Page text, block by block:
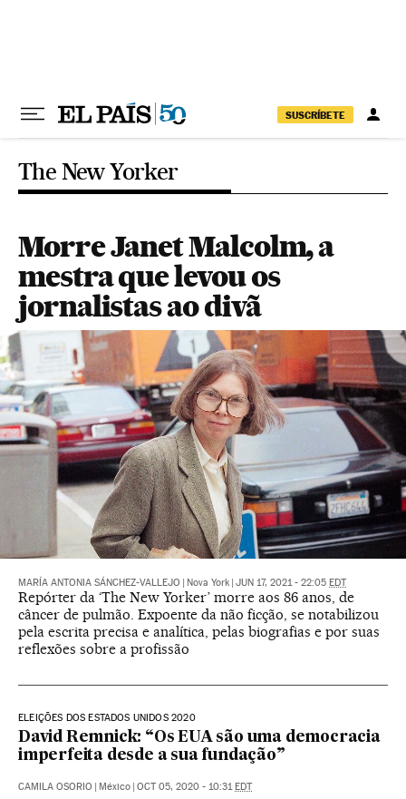
SUSCRÍBETE
The New Yorker
Morre Janet Malcolm, a
mestra que levou os
jornalistas ao divã
MARÍA ANTONIA SÁNCHEZ-VALLEJO Nova York JUN 17, 2021 - 22:05 EDT
Repórter da ‘The New Yorker’ morre aos 86 anos, de
câncer de pulmão. Expoente da não ficção, se notabilizou
pela escrita precisa e analítica, pelas biografias e por suas
reflexões sobre a profissão
ELEIÇÕES DOS ESTADOS UNIDOS 2020
David Remnick: “Os EUA são uma democracia
imperfeita desde a sua fundação”
CAMILA OSORIO México OCT 05, 2020 - 10:31 EDT